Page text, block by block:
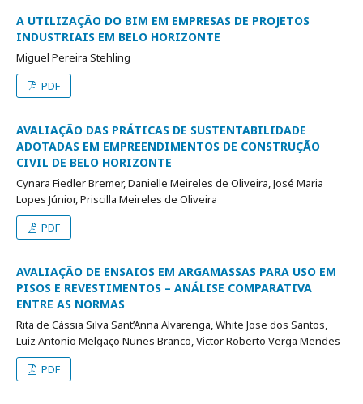
A UTILIZAÇÃO DO BIM EM EMPRESAS DE PROJETOS
INDUSTRIAIS EM BELO HORIZONTE
Miguel Pereira Stehling
PDF
AVALIAÇÃO DAS PRÁTICAS DE SUSTENTABILIDADE
ADOTADAS EM EMPREENDIMENTOS DE CONSTRUÇÃO
CIVIL DE BELO HORIZONTE
Cynara Fiedler Bremer, Danielle Meireles de Oliveira, José Maria
Lopes Júnior, Priscilla Meireles de Oliveira
PDF
AVALIAÇÃO DE ENSAIOS EM ARGAMASSAS PARA USO EM
PISOS E REVESTIMENTOS – ANÁLISE COMPARATIVA
ENTRE AS NORMAS
Rita de Cássia Silva Sant’Anna Alvarenga, White Jose dos Santos,
Luiz Antonio Melgaço Nunes Branco, Victor Roberto Verga Mendes
PDF